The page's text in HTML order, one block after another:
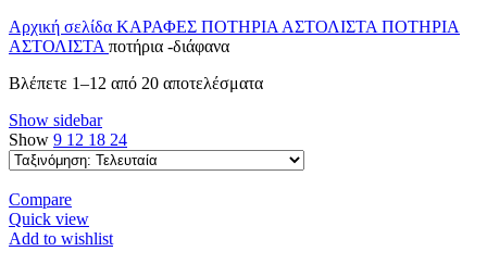
Αρχική σελίδα ΚΑΡΑΦΕΣ ΠΟΤΗΡΙΑ ΑΣΤΟΛΙΣΤΑ ΠΟΤΗΡΙΑ
ΑΣΤΟΛΙΣΤΑ ποτήρια -διάφανα
Βλέπετε 1–12 από 20 αποτελέσματαSorted
Show sidebar
Show 9 12 18 24
Compare
Quick view
Add to wishlist